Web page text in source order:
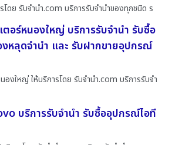
โดย รับจํานํา.com บริการรับจำนำของทุกชนิด ร
อร์หนองใหญ่ บริการรับจำนำ รับซื้อ
หลุดจำนำ และ รับฝากขายอุปกรณ์
งใหญ่ ให้บริการโดย รับจํานํา.com บริการรับจำ
บริการรับจำนำ รับซื้ออุปกรณ์ไอที